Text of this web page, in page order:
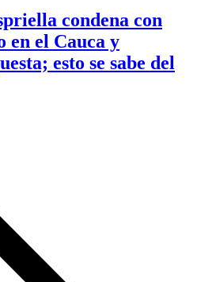
condena con
en el Cauca y
esto se sabe del